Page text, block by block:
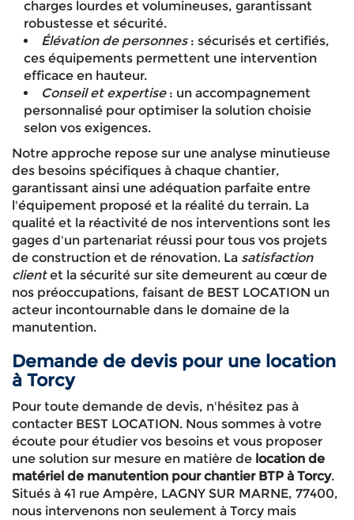
charges lourdes et volumineuses, garantissant
robustesse et sécurité.
Élévation de personnes: sécurisés et certifiés,
ces équipements permettent une intervention
efficace en hauteur.
Conseil et expertise: un accompagnement
personnalisé pour optimiser la solution choisie
selon vos exigences.
Notre approche repose sur une analyse minutieuse
des besoins spécifiques à chaque chantier,
garantissant ainsi une adéquation parfaite entre
l'équipement proposé et la réalité du terrain. La
qualité et la réactivité de nos interventions sont les
gages d'un partenariat réussi pour tous vos projets
de construction et de rénovation. La satisfaction
clientet la sécurité sur site demeurent au cœur de
nos préoccupations, faisant de BEST LOCATION un
acteur incontournable dans le domaine de la
manutention.
Demande de devis pour une location
à Torcy
Pour toute demande de devis, n'hésitez pas à
contacter BEST LOCATION. Nous sommes à votre
écoute pour étudier vos besoins et vous proposer
une solution sur mesure en matière de location de
matériel de manutention pour chantier BTP à Torcy.
Situés à 41 rue Ampère, LAGNY SUR MARNE, 77400,
nous intervenons non seulement à Torcy mais